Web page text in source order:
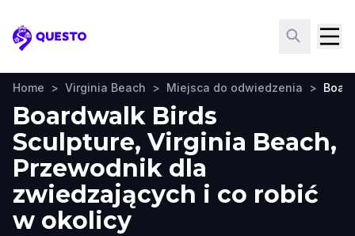
Questo
Home > Virginia Beach > Miejsca do odwiedzenia >
Boardwalk Birds
Sculpture, Virginia Beach,
Przewodnik dla
zwiedzających i co robić
w okolicy